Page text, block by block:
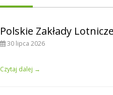
Polskie Zakłady
30 lipca 2026
Czytaj dalej →